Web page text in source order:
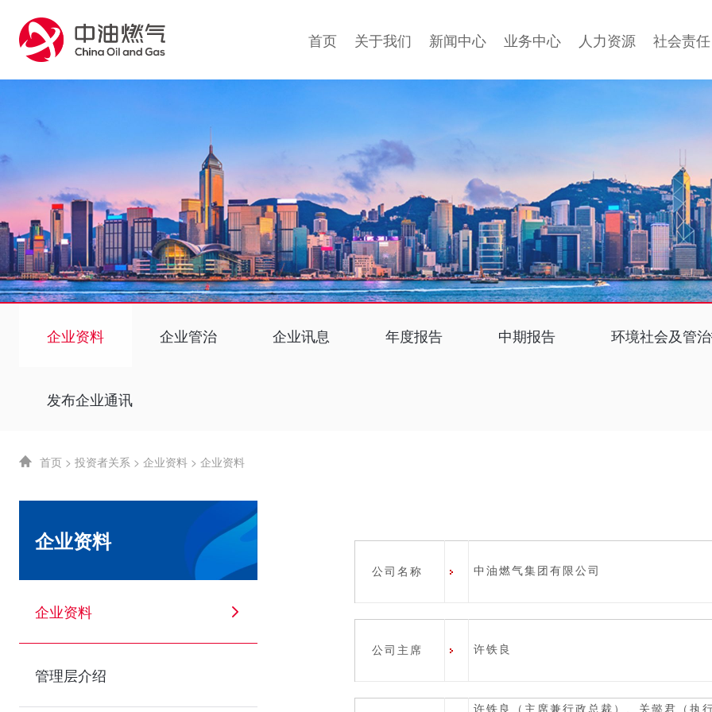
首页 关于我们 新闻中心 业务中心 人力资源 社会责任
企业资料 企业管治 企业讯息 年度报告 中期报告 环境社会及管
发布企业通讯
首页 > 投资者关系 > 企业资料 > 企业资料
企业资料
企业资料
管理层介绍
公司名称 中油燃气集团有限公司
公司主席 许铁良
许铁良（主席兼行政总裁）、关懿君（执